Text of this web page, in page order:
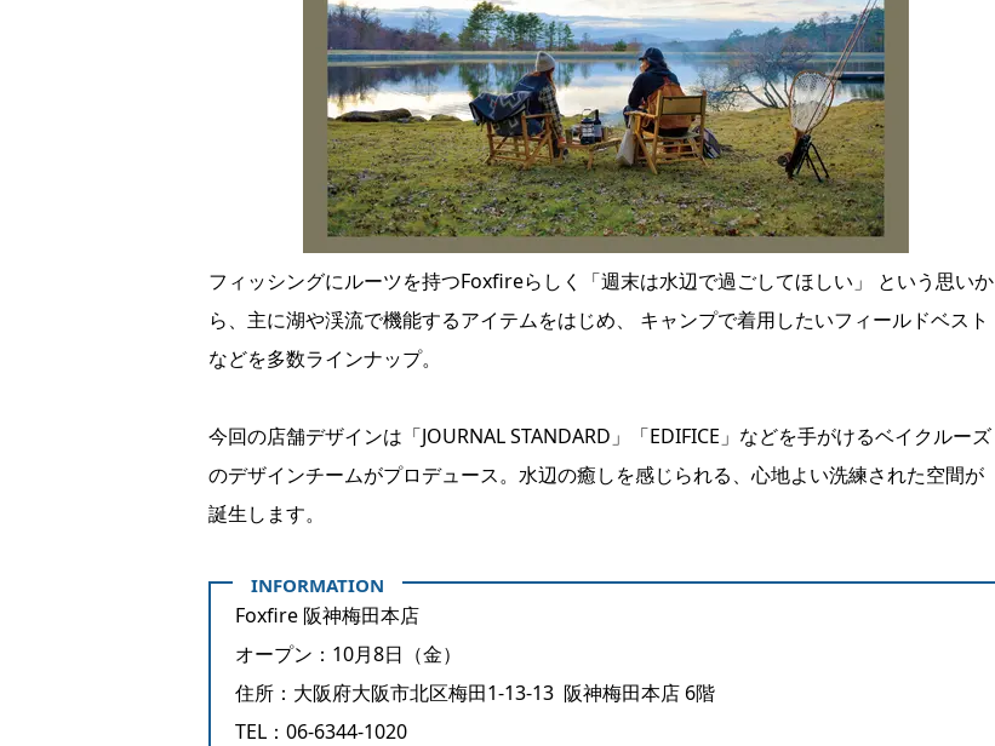
フィッシングにルーツを持つFoxfireらしく「週末は水辺で過ごしてほしい」 という思いか
ら、主に湖や渓流で機能するアイテムをはじめ、 キャンプで着用したいフィールドベスト
などを多数ラインナップ。
今回の店舗デザインは「JOURNAL STANDARD」「EDIFICE」などを手がけるベイクルーズ
のデザインチームがプロデュース。水辺の癒しを感じられる、心地よい洗練された空間が
誕生します。
Foxfire 阪神梅田本店
オープン：10月8日（金）
住所：大阪府大阪市北区梅田1-13-13 阪神梅田本店 6階
TEL：06-6344-1020